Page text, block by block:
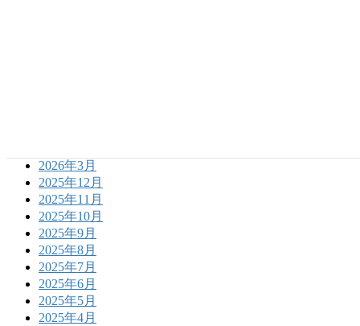
2026年3月
2025年12月
2025年11月
2025年10月
2025年9月
2025年8月
2025年7月
2025年6月
2025年5月
2025年4月